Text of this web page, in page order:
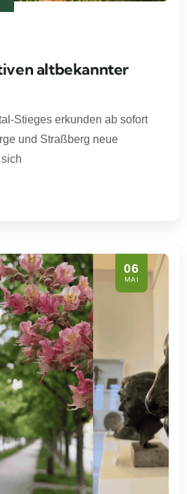
altbekannter
Stieges erkunden ab sofort
und Straßberg neue
06
MAI